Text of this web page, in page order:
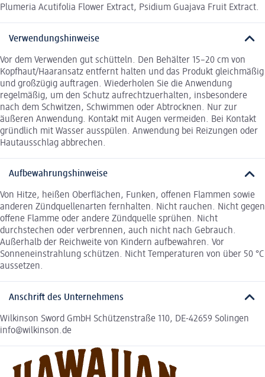
Plumeria Acutifolia Flower Extract, Psidium Guajava Fruit Extract.
Verwendungshinweise
Vor dem Verwenden gut schütteln. Den Behälter 15–20 cm von
Kopfhaut/Haaransatz entfernt halten und das Produkt gleichmäßig
und großzügig auftragen. Wiederholen Sie die Anwendung
regelmäßig, um den Schutz aufrechtzuerhalten, insbesondere
nach dem Schwitzen, Schwimmen oder Abtrocknen. Nur zur
äußeren Anwendung. Kontakt mit Augen vermeiden. Bei Kontakt
gründlich mit Wasser ausspülen. Anwendung bei Reizungen oder
Hautausschlag abbrechen.
Aufbewahrungshinweise
Von Hitze, heißen Oberflächen, Funken, offenen Flammen sowie
anderen Zündquellenarten fernhalten. Nicht rauchen. Nicht gegen
offene Flamme oder andere Zündquelle sprühen. Nicht
durchstechen oder verbrennen, auch nicht nach Gebrauch.
Außerhalb der Reichweite von Kindern aufbewahren. Vor
Sonneneinstrahlung schützen. Nicht Temperaturen von über 50 °C
aussetzen.
Anschrift des Unternehmens
Wilkinson Sword GmbH Schützenstraße 110, DE-42659 Solingen
info@wilkinson.de